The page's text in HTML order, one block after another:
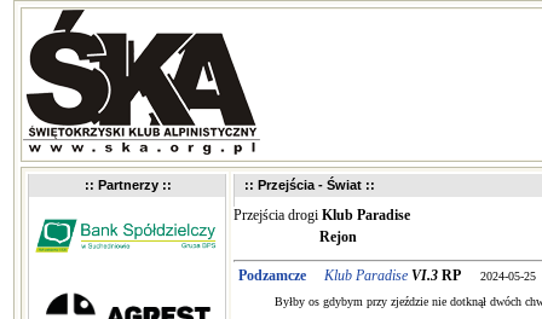
:: Partnerzy :: :: Przejścia - Świat ::
Przejścia drogi Klub Paradise
Rejon
Podzamcze Klub Paradise VI.3 RP
2024-05-25
Byłby os gdybym przy zjeździe nie dotknął dwóch